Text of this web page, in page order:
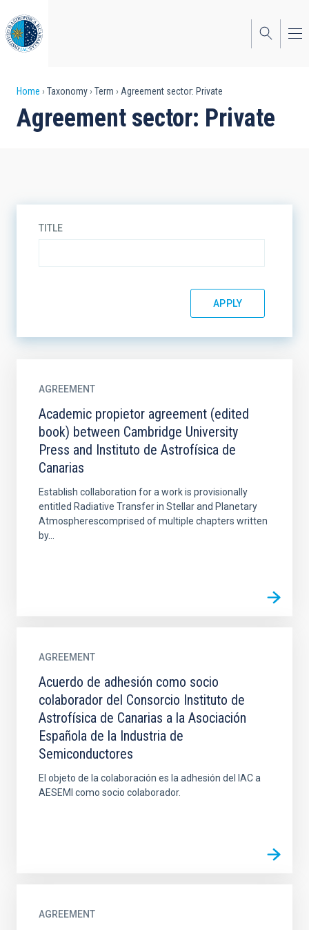
to
main
content
Breadcrumb
Home Taxonomy Term Agreement sector: Private
Agreement sector: Private
TITLE
AGREEMENT
Academic propietor agreement (edited
book) between Cambridge University
Press and Instituto de Astrofísica de
Canarias
Establish collaboration for a work is provisionally
entitled Radiative Transfer in Stellar and Planetary
Atmospherescomprised of multiple chapters written
by...
AGREEMENT
Acuerdo de adhesión como socio
colaborador del Consorcio Instituto de
Astrofísica de Canarias a la Asociación
Española de la Industria de
Semiconductores
El objeto de la colaboración es la adhesión del IAC a
AESEMI como socio colaborador.
AGREEMENT